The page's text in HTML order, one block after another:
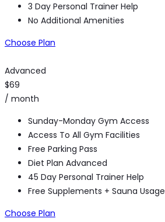
3 Day Personal Trainer Help
No Additional Amenities
Choose Plan
Advanced
$69
/ month
Sunday-Monday Gym Access
Access To All Gym Facilities
Free Parking Pass
Diet Plan Advanced
45 Day Personal Trainer Help
Free Supplements + Sauna Usage
Choose Plan